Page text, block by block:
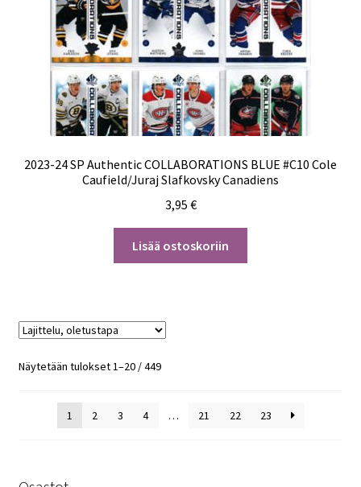
2023-24 SP Authentic COLLABORATIONS BLUE #C10 Cole
Caufield/Juraj Slafkovsky Canadiens
3,95 €
Lisää ostoskoriin
Näytetään tulokset 1–20 / 449
1 2 3 4 … 21 22 23